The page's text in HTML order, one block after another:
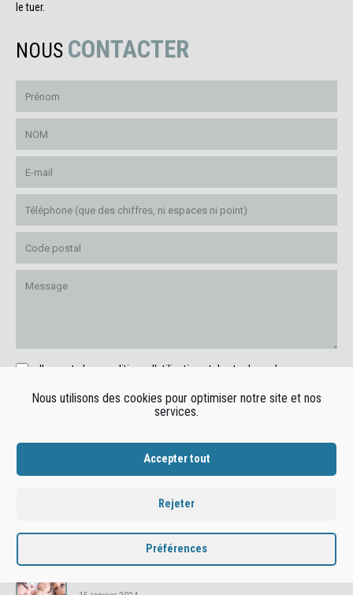
le tuer.
NOUS CONTACTER
J'accepte les conditions d'utilisation et de stockage de mes
DERNIÈRESACTUS
25 février 2024
Nous utilisons des cookies pour optimiser notre site et nos
services.
Accepter tout
Rejeter
Préférences